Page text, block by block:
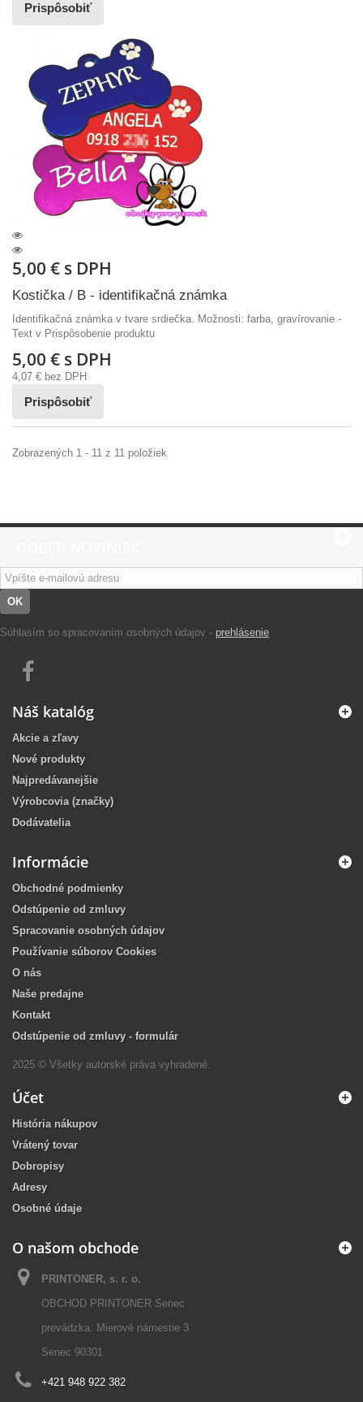
Prispôsobiť
5,00 € s DPH
Kostička / B - identifikačná známka
Identifikačná známka v tvare srdiečka. Možnosti: farba, gravírovanie -
Text v Prispôsobenie produktu
5,00 € s DPH
4,07 € bez DPH
Prispôsobiť
Zobrazených 1 - 11 z 11 položiek
OK
Súhlasím so spracovaním osobných údajov - prehlásenie
Náš katalóg
Akcie a zľavy
Nové produkty
Najpredávanejšie
Výrobcovia (značky)
Dodávatelia
Informácie
Obchodné podmienky
Odstúpenie od zmluvy
Spracovanie osobných údajov
Používanie súborov Cookies
O nás
Naše predajne
Kontakt
Odstúpenie od zmluvy - formulár
2025 © Všetky autorské práva vyhradené.
Účet
História nákupov
Vrátený tovar
Dobropisy
Adresy
Osobné údaje
O našom obchode
PRINTONER, s. r. o.
OBCHOD PRINTONER Senec
prevádzka: Mierové námestie 3
Senec 90301
+421 948 922 382